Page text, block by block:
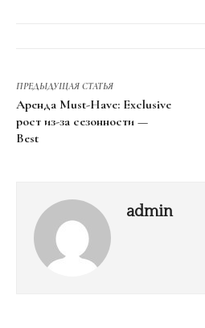
ПРЕДЫДУЩАЯ СТАТЬЯ
Аренда Must-Have: Exclusive
рост из-за сезонности —
Best
admin